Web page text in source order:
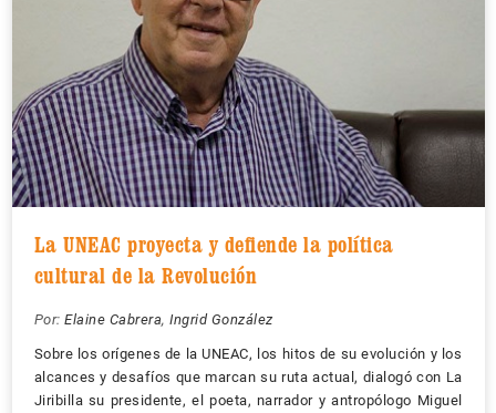
La UNEAC proyecta y defiende la política
cultural de la Revolución
Por: Elaine Cabrera, Ingrid González
Sobre los orígenes de la UNEAC, los hitos de su evolución y los
alcances y desafíos que marcan su ruta actual, dialogó con La
Jiribilla su presidente, el poeta, narrador y antropólogo Miguel